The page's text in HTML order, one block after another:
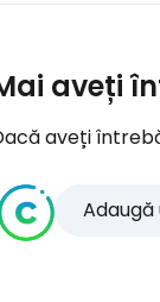
aveți
aveți
Adaugă